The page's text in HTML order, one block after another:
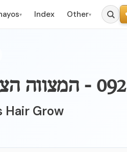
▾ Index Other▾
092 - המצווה הצ"ב - הציווי שנצטווה הנזיר לגדל שערו
Hair Grow